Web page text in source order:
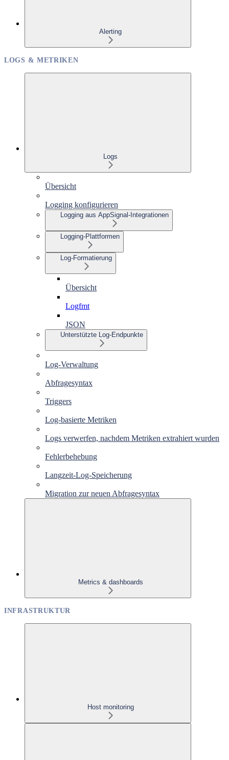
Alerting
LOGS & METRIKEN
Logs
Übersicht
Logging konfigurieren
Logging aus AppSignal-Integrationen
Logging-Plattformen
Log-Formatierung
Übersicht
Logfmt
JSON
Unterstützte Log-Endpunkte
Log-Verwaltung
Abfragesyntax
Triggers
Log-basierte Metriken
Logs verwerfen, nachdem Metriken extrahiert wurden
Fehlerbehebung
Langzeit-Log-Speicherung
Migration zur neuen Abfragesyntax
Metrics & dashboards
INFRASTRUKTUR
Host monitoring